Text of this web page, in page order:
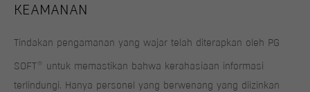
KEAMANAN
Tindakan pengamanan yang wajar telah diterapkan oleh PG
SOFT ®
untuk memastikan bahwa kerahasiaan informasi
terlindungi. Hanya personel yang berwenang yang diizinkan